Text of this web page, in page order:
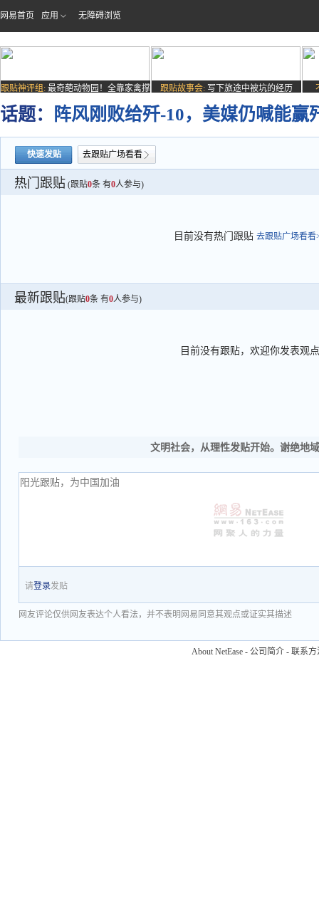
网易首页 应用 无障碍浏览
跟贴神评组: 最奇葩动物园！全靠家禽撑
场子
跟贴故事会: 写下旅途中被坑的经历
话题： 阵风刚败给歼-10，美媒仍喊能
快速发贴 去跟贴广场看看
热门跟贴 (跟贴0条 有0人参与)
目前没有热门跟贴 去跟贴广场看看
最新跟贴(跟贴0条 有0人参与)
目前没有跟贴，欢迎你发表观点
文明社会，从理性发贴开始。谢绝地
请登录发贴
网友评论仅供网友表达个人看法，并不表明网易同意其观点或证实其描述
About NetEase - 公司简介 - 联系方